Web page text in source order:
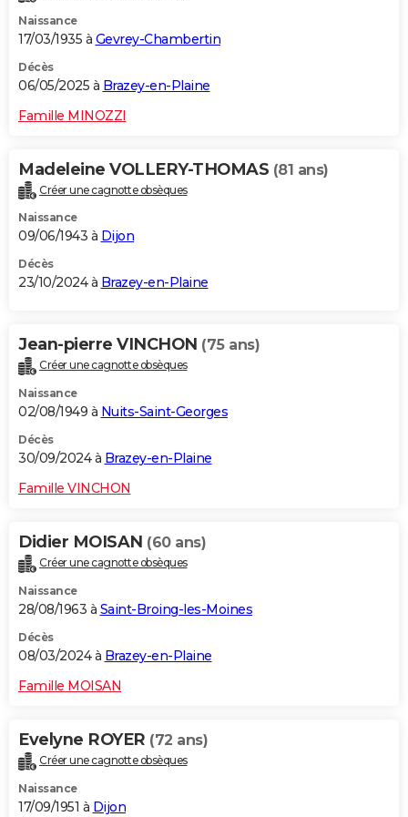
Naissance
17/03/1935 à Gevrey-Chambertin
Décès
06/05/2025 à Brazey-en-Plaine
Famille MINOZZI
Madeleine VOLLERY-THOMAS (81 ans)
Créer une cagnotte obsèques
Naissance
09/06/1943 à Dijon
Décès
23/10/2024 à Brazey-en-Plaine
Jean-pierre VINCHON (75 ans)
Créer une cagnotte obsèques
Naissance
02/08/1949 à Nuits-Saint-Georges
Décès
30/09/2024 à Brazey-en-Plaine
Famille VINCHON
Didier MOISAN (60 ans)
Créer une cagnotte obsèques
Naissance
28/08/1963 à Saint-Broing-les-Moines
Décès
08/03/2024 à Brazey-en-Plaine
Famille MOISAN
Evelyne ROYER (72 ans)
Créer une cagnotte obsèques
Naissance
17/09/1951 à Dijon